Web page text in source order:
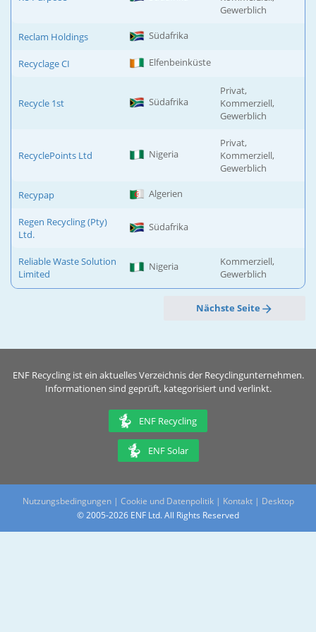
Gewerblich
Reclam Holdings Südafrika
Recyclage CI Elfenbeinküste
Recycle 1st Südafrika
Privat,
Kommerziell,
Gewerblich
RecyclePoints Ltd Nigeria
Privat,
Kommerziell,
Gewerblich
Recypap Algerien
Regen Recycling (Pty)
Ltd.
Südafrika
Reliable Waste Solution
Limited
Nigeria
Kommerziell,
Gewerblich
Nächste Seite
ENF Recycling ist ein aktuelles Verzeichnis der Recyclingunternehmen.
Informationen sind geprüft, kategorisiert und verlinkt.
ENF Recycling
ENF Solar
Nutzungsbedingungen| Cookie und Datenpolitik| Kontakt | Desktop
© 2005-2026 ENF Ltd. All Rights Reserved